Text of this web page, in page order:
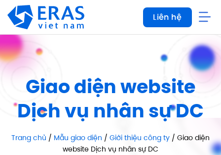
qua
dung
Liên hệ
Giao diện website
Dịch vụ nhân sự DC
Trang chủ / Mẫu giao diện / Giới thiệu công ty / Giao diện
website Dịch vụ nhân sự DC